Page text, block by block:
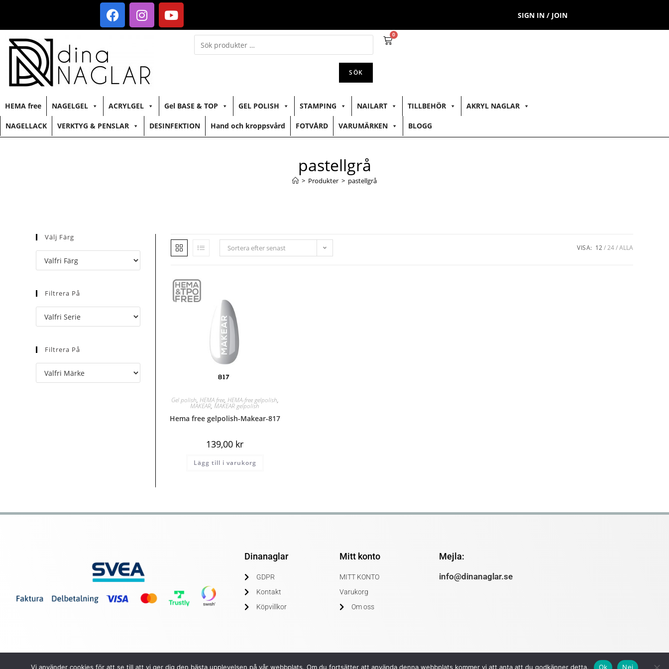
SIGN IN / JOIN
SÖK
0
HEMA free NAGELGEL ACRYLGEL Gel BASE & TOP GEL POLISH STAMPING NAILART TILLBEHÖR AKRYL NAGLAR
NAGELLACK VERKTYG & PENSLAR DESINFEKTION Hand och kroppsvård FOTVÅRD VARUMÄRKEN BLOGG
pastellgrå
> Produkter > pastellgrå
Välj Färg
Filtrera På
Filtrera På
Sortera efter senast VISA: 12 24 ALLA
Gel polish, HEMA free, HEMA-free gelpolish,
MAKEAR,MAKEAR gelpolish
Hema free gelpolish-Makear-817
139,00 kr
Lägg till i varukorg
Dinanaglar
GDPR
Kontakt
Köpvillkor
Mitt konto
MITT KONTO
Varukorg
Om oss
Mejla:
info@dinanaglar.se
Vi använder cookies för att se till att vi ger dig den bästa upplevelsen på vår webbplats. Om du fortsätter att använda denna webbplats kommer vi att anta att du godkänner detta. Ok Nej